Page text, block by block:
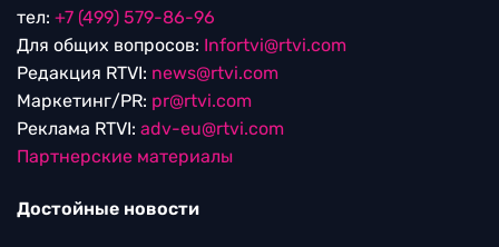
тел: +7 (499) 579-86-96
Для общих вопросов: Infortvi@rtvi.com
Редакция RTVI: news@rtvi.com
Маркетинг/PR: pr@rtvi.com
Реклама RTVI: adv-eu@rtvi.com
Партнерские материалы
Достойные новости